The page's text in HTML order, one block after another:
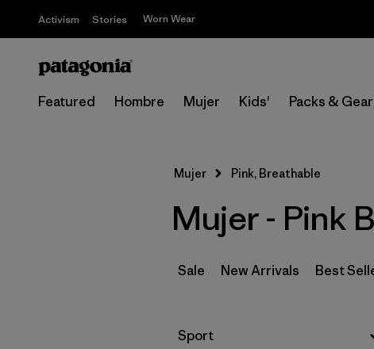
Activism Stories Worn Wear
Featured Hombre Mujer Kids' Packs & Gear
Mujer Pink, Breathable
Mujer - Pink
Sale New Arrivals Best
Filtrar por
Sport